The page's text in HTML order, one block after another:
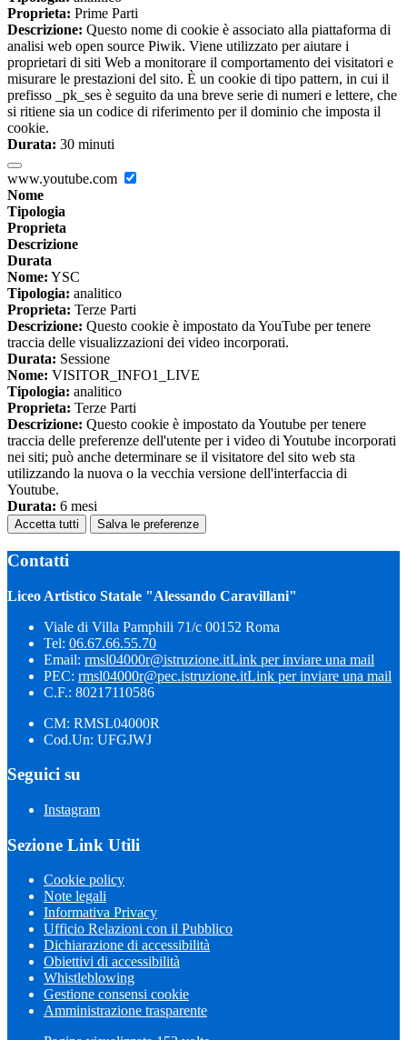
Proprieta: Prime Parti
Descrizione: Questo nome di cookie è associato alla piattaforma di
analisi web open source Piwik. Viene utilizzato per aiutare i
proprietari di siti Web a monitorare il comportamento dei visitatori e
misurare le prestazioni del sito. È un cookie di tipo pattern, in cui il
prefisso _pk_ses è seguito da una breve serie di numeri e lettere, che
si ritiene sia un codice di riferimento per il dominio che imposta il
cookie.
Durata: 30 minuti
www.youtube.com
Nome
Tipologia
Proprieta
Descrizione
Durata
Nome: YSC
Tipologia: analitico
Proprieta: Terze Parti
Descrizione: Questo cookie è impostato da YouTube per tenere
traccia delle visualizzazioni dei video incorporati.
Durata: Sessione
Nome: VISITOR_INFO1_LIVE
Tipologia: analitico
Proprieta: Terze Parti
Descrizione: Questo cookie è impostato da Youtube per tenere
traccia delle preferenze dell'utente per i video di Youtube incorporati
nei siti; può anche determinare se il visitatore del sito web sta
utilizzando la nuova o la vecchia versione dell'interfaccia di
Youtube.
Durata: 6 mesi
Accetta tutti Salva le preferenze
Contatti
Liceo Artistico Statale "Alessando Caravillani"
Viale di Villa Pamphili 71/c 00152 Roma
Tel: 06.67.66.55.70
Email: rmsl04000r@istruzione.itLink per inviare una mail
PEC: rmsl04000r@pec.istruzione.itLink per inviare una mail
C.F.: 80217110586
CM: RMSL04000R
Cod.Un: UFGJWJ
Seguici su
Instagram
Sezione Link Utili
Cookie policy
Note legali
Informativa Privacy
Ufficio Relazioni con il Pubblico
Dichiarazione di accessibilità
Obiettivi di accessibilità
Whistleblowing
Gestione consensi cookie
Amministrazione trasparente